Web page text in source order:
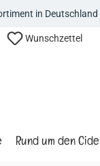
in Deutschland
Wunschzettel
Rund um den